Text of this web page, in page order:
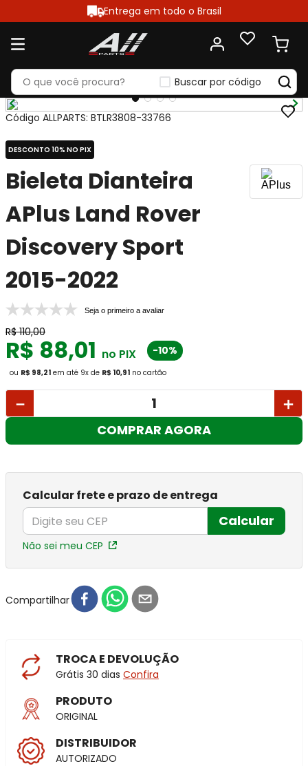
Entrega em todo o Brasil
Buscar por código
Código ALLPARTS: BTLR3808-33766
DESCONTO 10% NO PIX
Bieleta Dianteira
APlus Land Rover
Discovery Sport
2015-2022
Seja o primeiro a avaliar
R$ 110,00
R$ 88,01 no PIX -10%
ou R$ 98,21 em até 9x de R$ 10,91 no cartão
＋
－
COMPRAR AGORA
Calcular frete e prazo de entrega
Calcular
Não sei meu CEP
Compartilhar
TROCA E DEVOLUÇÃO
Grátis 30 dias Confira
PRODUTO
ORIGINAL
DISTRIBUIDOR
AUTORIZADO